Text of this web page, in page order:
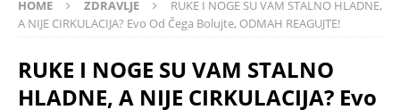
HOME ZDRAVLJE
RUKE I NOGE SU VAM STALNO HLADNE,
A NIJE CIRKULACIJA? Evo Od Čega Bolujte, ODMAH REAGUJTE!
RUKE I NOGE SU VAM STALNO
HLADNE, A NIJE CIRKULACIJA? Evo